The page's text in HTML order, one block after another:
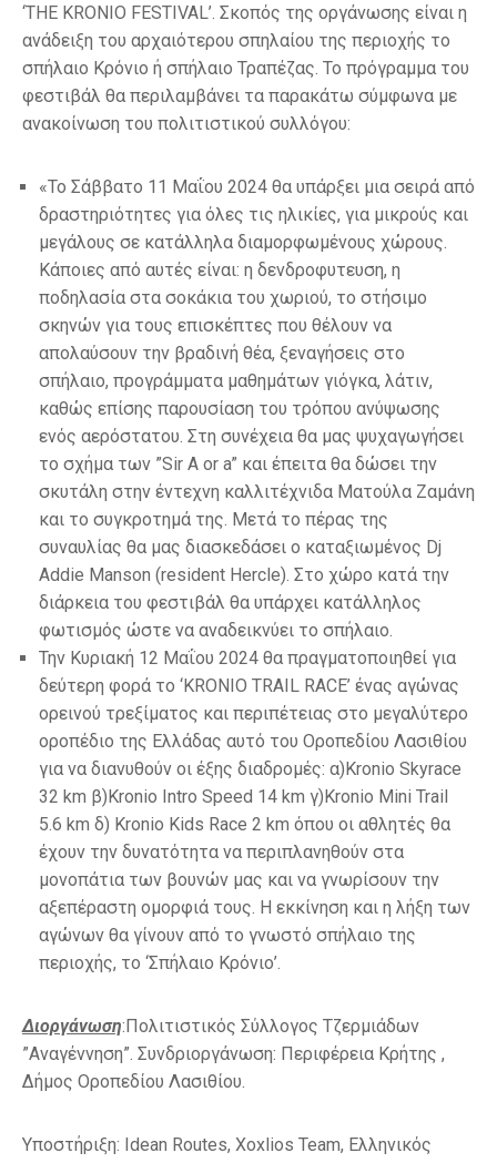
‘THE KRONIO FESTIVAL’. Σκοπός της οργάνωσης είναι η
ανάδειξη του αρχαιότερου σπηλαίου της περιοχής το
σπήλαιο Κρόνιο ή σπήλαιο Τραπέζας. Το πρόγραμμα του
φεστιβάλ θα περιλαμβάνει τα παρακάτω σύμφωνα με
ανακοίνωση του πολιτιστικού συλλόγου:
«Το Σάββατο 11 Μαΐου 2024 θα υπάρξει μια σειρά από
δραστηριότητες για όλες τις ηλικίες, για μικρούς και
μεγάλους σε κατάλληλα διαμορφωμένους χώρους.
Κάποιες από αυτές είναι: η δενδροφυτευση, η
ποδηλασία στα σοκάκια του χωριού, το στήσιμο
σκηνών για τους επισκέπτες που θέλουν να
απολαύσουν την βραδινή θέα, ξεναγήσεις στο
σπήλαιο, προγράμματα μαθημάτων γιόγκα, λάτιν,
καθώς επίσης παρουσίαση του τρόπου ανύψωσης
ενός αερόστατου. Στη συνέχεια θα μας ψυχαγωγήσει
το σχήμα των ”Sir A or a” και έπειτα θα δώσει την
σκυτάλη στην έντεχνη καλλιτέχνιδα Ματούλα Ζαμάνη
και το συγκροτημά της. Μετά το πέρας της
συναυλίας θα μας διασκεδάσει ο καταξιωμένος Dj
Addie Manson (resident Hercle). Στο χώρο κατά την
διάρκεια του φεστιβάλ θα υπάρχει κατάλληλος
φωτισμός ώστε να αναδεικνύει το σπήλαιο.
Την Κυριακή 12 Μαΐου 2024 θα πραγματοποιηθεί για
δεύτερη φορά το ‘KRONIO TRAIL RACE’ ένας αγώνας
ορεινού τρεξίματος και περιπέτειας στο μεγαλύτερο
οροπέδιο της Ελλάδας αυτό του Οροπεδίου Λασιθίου
για να διανυθούν οι έξης διαδρομές: α)Kronio Skyrace
32 km β)Kronio Intro Speed 14 km γ)Kronio Mini Trail
5.6 km δ) Kronio Kids Race 2 km όπου οι αθλητές θα
έχουν την δυνατότητα να περιπλανηθούν στα
μονοπάτια των βουνών μας και να γνωρίσουν την
αξεπέραστη ομορφιά τους. Η εκκίνηση και η λήξη των
αγώνων θα γίνουν από το γνωστό σπήλαιο της
περιοχής, το ‘Σπήλαιο Κρόνιο’.
Διοργάνωση:Πολιτιστικός Σύλλογος Τζερμιάδων
”Αναγέννηση”. Συνδριοργάνωση: Περιφέρεια Κρήτης ,
Δήμος Οροπεδίου Λασιθίου.
Υποστήριξη: Idean Routes, Xoxlios Team, Ελληνικός